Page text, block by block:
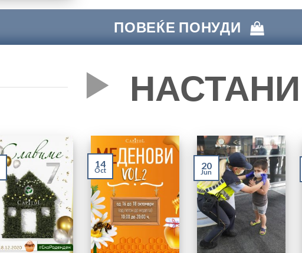
ПОВЕЌЕ ПОНУДИ
НАСТАНИ
14
Oct 20
Jun